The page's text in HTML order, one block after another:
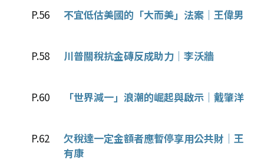
P.56 不宜低估美國的「大而美」法案│王偉男
P.58 川普關稅抗金磚反成助力│李沃牆
P.60 「世界減一」浪潮的崛起與啟示│戴肇洋
P.62
欠稅達一定金額者應暫停享用公共財│王
有康